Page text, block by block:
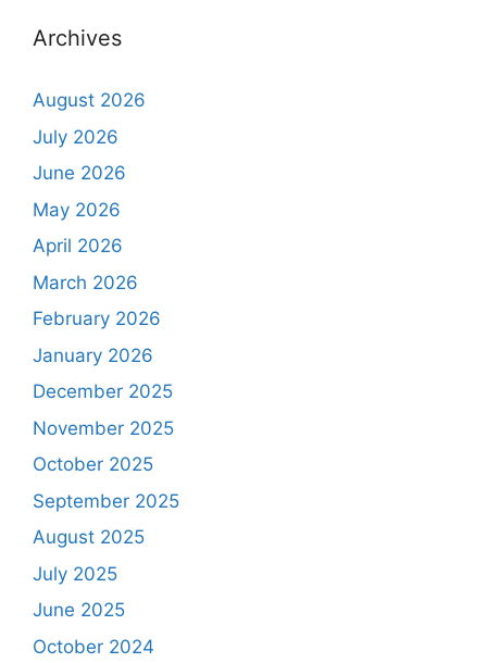
Archives
August 2026
July 2026
June 2026
May 2026
April 2026
March 2026
February 2026
January 2026
December 2025
November 2025
October 2025
September 2025
August 2025
July 2025
June 2025
October 2024